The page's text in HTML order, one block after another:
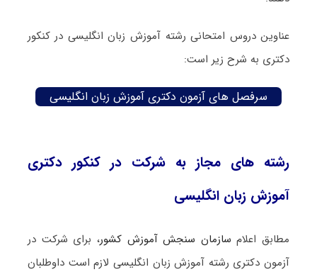
عناوین دروس امتحانی رشته آموزش زبان انگلیسی در کنکور
دکتری به شرح زیر است:
سرفصل های آزمون دکتری آموزش زبان انگلیسی
رشته های مجاز به شرکت در کنکور دکتری
آموزش زبان انگلیسی
مطابق اعلام سازمان سنجش آموزش کشور، برای شرکت در
آزمون دکتری رشته آموزش زبان انگلیسی لازم است داوطلبان